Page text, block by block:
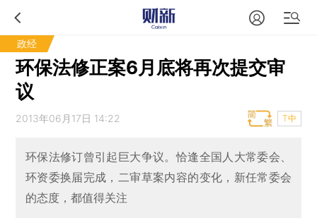
政经
环保法修正案6月底将再次提交审
议
2013年06月17日 14:22 T中
环保法修订曾引起巨大争议。恰逢全国人大常委会、
环资委换届完成，二审草案内容的变化，新任常委会
的态度，都值得关注